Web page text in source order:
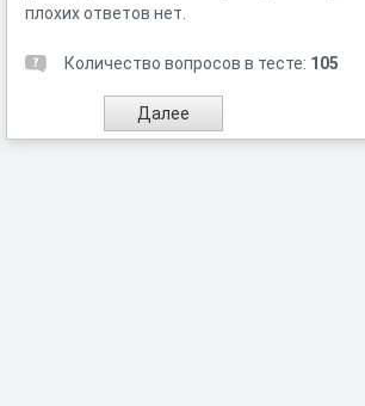
плохих ответов нет.
Количество вопросов в тесте: 105